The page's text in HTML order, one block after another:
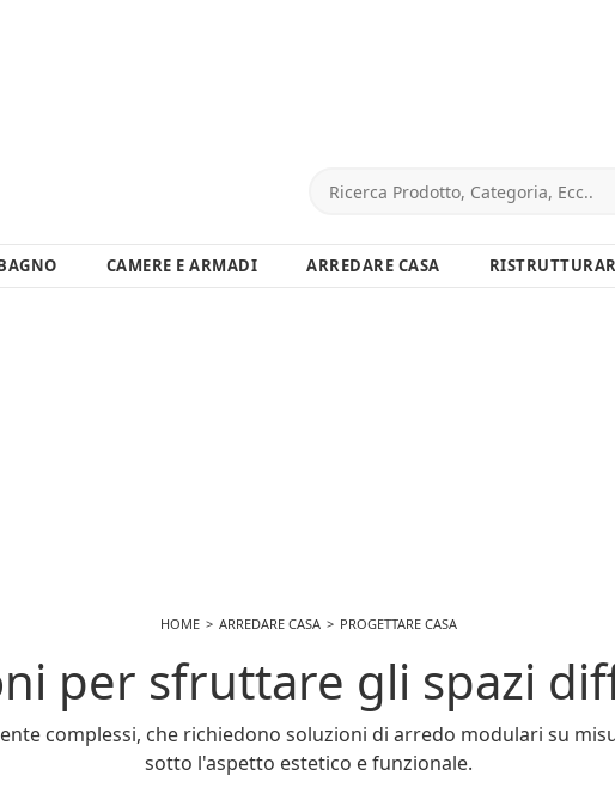
CAMERE E ARMADI ARREDARE CASA
HOME ARREDARE CASA PROGETTARE CASA
per sfruttare gli spazi
complessi, che richiedono soluzioni di arredo modulari su
sotto l'aspetto estetico e funzionale.